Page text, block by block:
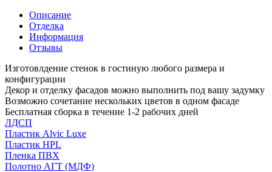
Описание
Отделка
Информация
Отзывы
Изготовлдение стенок в гостиную любого размера и
конфигурации
Декор и отделку фасадов можно выполнить под вашу задумку
Возможно сочетание нескольких цветов в одном фасаде
Бесплатная сборка в течение 1-2 рабочих дней
ЛДСП
Пластик Alvic Luxe
Пластик HPL
Пленка ПВХ
Полотно АГТ (МДФ)